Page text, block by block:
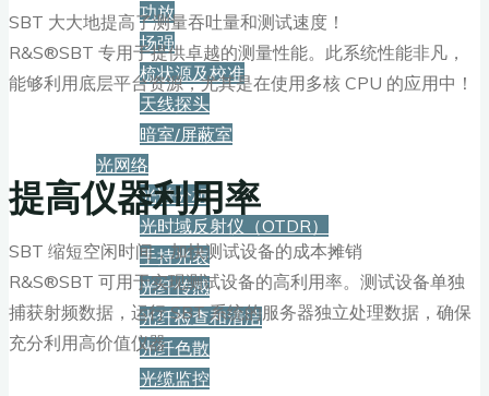
功放
场强
梳状源及校准
天线探头
暗室/屏蔽室
光网络
光谱分析
光时域反射仪（OTDR）
手持光表
光纤传感
光纤检查和清洁
光纤色散
光缆监控
SBT 大大地提高了测量吞吐量和测试速度！
R&S®SBT 专用于提供卓越的测量性能。此系统性能非凡，
能够利用底层平台资源，尤其是在使用多核 CPU 的应用中！
提高仪器利用率
SBT 缩短空闲时间，加快测试设备的成本摊销
R&S®SBT 可用于实现测试设备的高利用率。测试设备单独
捕获射频数据，运行 SBT 系统的服务器独立处理数据，确保
充分利用高价值仪器